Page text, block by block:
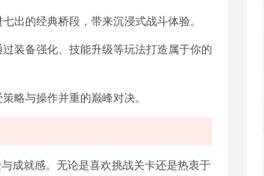
出的经典桥段，带来沉浸式战斗体验。
装备强化、技能升级等玩法打造属于你的
略与操作并重的巅峰对决。
成就感。无论是喜欢挑战关卡还是热衷于